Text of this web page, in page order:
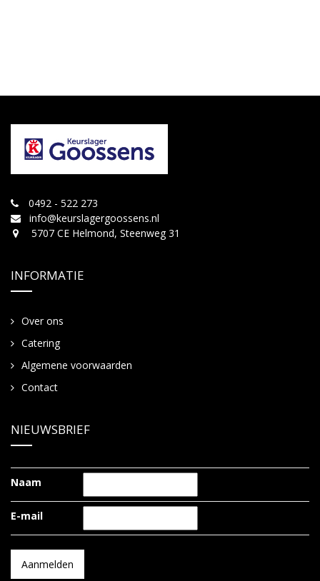
0492 - 522 273
info@keurslagergoossens.nl
5707 CE Helmond, Steenweg 31
INFORMATIE
Over ons
Catering
Algemene voorwaarden
Contact
NIEUWSBRIEF
Naam
E-mail